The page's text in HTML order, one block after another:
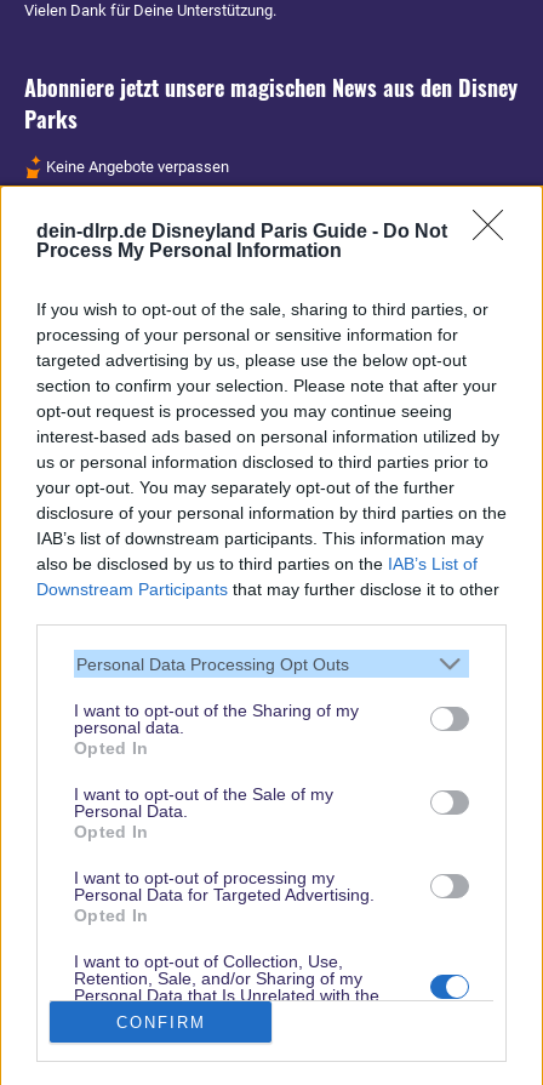
dein-dlrp.de Disneyland Paris Guide - Do Not
Process My Personal Information
If you wish to opt-out of the sale, sharing to third parties, or
processing of your personal or sensitive information for
targeted advertising by us, please use the below opt-out
section to confirm your selection. Please note that after your
opt-out request is processed you may continue seeing
interest-based ads based on personal information utilized by
us or personal information disclosed to third parties prior to
your opt-out. You may separately opt-out of the further
disclosure of your personal information by third parties on the
IAB’s list of downstream participants. This information may
also be disclosed by us to third parties on the IAB’s List of
Downstream Participants that may further disclose it to other
Personal Data Processing Opt Outs
I want to opt-out of the Sharing of my
personal data.
Opted In
I want to opt-out of the Sale of my
Personal Data.
Opted In
I want to opt-out of processing my
Personal Data for Targeted Advertising.
Opted In
I want to opt-out of Collection, Use,
Retention, Sale, and/or Sharing of my
Personal Data that Is Unrelated with the
Purposes for which it was collected.
Opted Out
CONFIRM
Vielen Dank für Deine Unterstützung.
Abonniere jetzt unsere magischen News aus den Disney
Parks
Keine Angebote verpassen
Spannende Lesetipps
Vielen Dank,
dass Du unsere
Seite liest.
Schau regelmäßig
© dein-dlrp | Einige Elemente ©Disney. dein-dlrp ist ein Reiseführer für
Disneyland Paris & Walt Disney World und ist unabhängig von "The Walt
Disney Company", "EuroDisney S.C.A." oder deren Tochter- sowie
Partnerunternehmen.
Impressum|Datenschutzerklärung